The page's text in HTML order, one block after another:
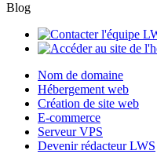
Blog
Nom de domaine
Hébergement web
Création de site web
E-commerce
Serveur VPS
Devenir rédacteur LWS